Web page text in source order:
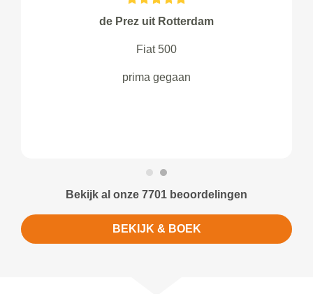
de Prez uit Rotterdam
Fiat 500
prima gegaan
Bekijk al onze 7701 beoordelingen
BEKIJK & BOEK